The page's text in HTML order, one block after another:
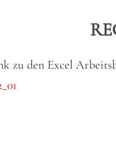
zu den Excel